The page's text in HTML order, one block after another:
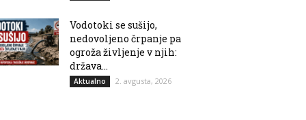
Vodotoki se sušijo,
nedovoljeno črpanje pa
ogroža življenje v njih:
država...
Aktualno 2. avgusta, 2026